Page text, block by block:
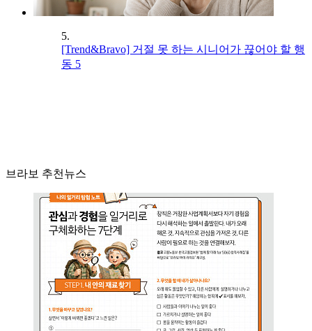
5.
[Trend&Bravo] 거절 못 하는 시니어가 끊어야 할 행
동 5
브라보 추천뉴스